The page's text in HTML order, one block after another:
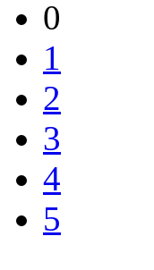
0
1
2
3
4
5